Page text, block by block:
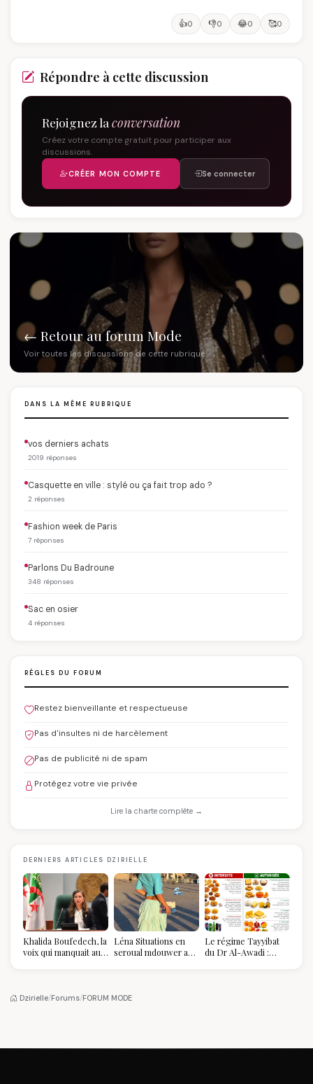
👍0 👎0 😂0 🥰0
Répondre à cette discussion
Rejoignez la conversation
Créez votre compte gratuit pour participer aux
discussions.
CRÉER MON COMPTE Se connecter
← Retour au forum Mode
Voir toutes les discussions de cette rubrique
DANS LA MÊME RUBRIQUE
vos derniers achats
2019 réponses
Casquette en ville : stylé ou ça fait trop ado ?
2 réponses
Fashion week de Paris
7 réponses
Parlons Du Badroune
348 réponses
Sac en osier
4 réponses
RÈGLES DU FORUM
Restez bienveillante et respectueuse
Pas d'insultes ni de harcèlement
Pas de publicité ni de spam
Protégez votre vie privée
Lire la charte complète →
DERNIERS ARTICLES DZIRIELLE
Khalida Boufedech, la
voix qui manquait au
Léna Situations en
seroual mdouwer au
pièce mode de l'été
Le régime Tayyibat
du Dr Al-Awadi :
Dzirielle/Forums/FORUM MODE